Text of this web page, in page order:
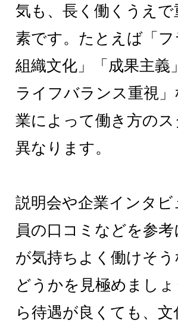
気も、長く働くうえで
素です。たとえば「
組織文化」「成果主義
ライフバランス重視
業によって働き方の
異なります。
説明会や企業インタビ
員の口コミなどを参
が気持ちよく働けそ
どうかを見極めましょ
ら待遇が良くても、文